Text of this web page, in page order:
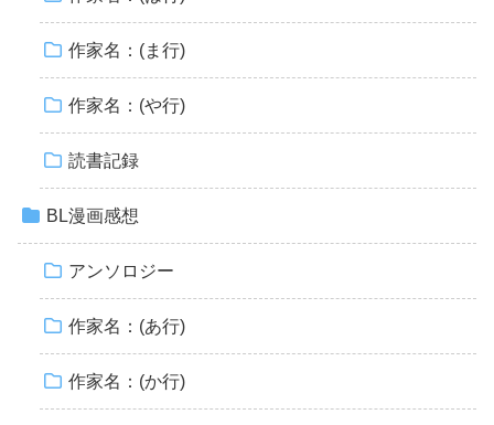
作家名：(ま行)
作家名：(や行)
読書記録
BL漫画感想
アンソロジー
作家名：(あ行)
作家名：(か行)